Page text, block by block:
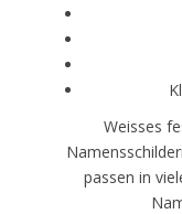
Weisses
passen in